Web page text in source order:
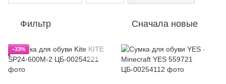
Фильтр Сначала новые
−33%